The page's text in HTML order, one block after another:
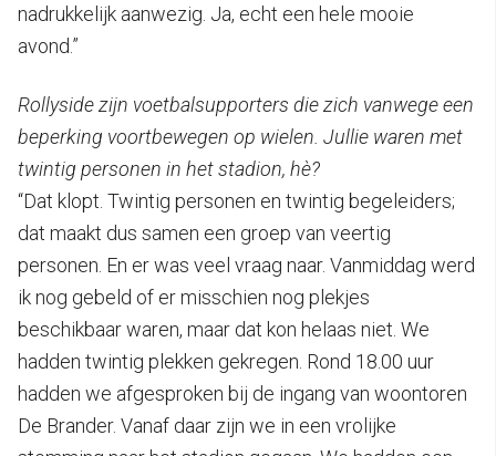
nadrukkelijk aanwezig. Ja, echt een hele mooie
avond.”
Rollyside zijn voetbalsupporters die zich vanwege een
beperking voortbewegen op wielen. Jullie waren met
twintig personen in het stadion, hè?
“Dat klopt. Twintig personen en twintig begeleiders;
dat maakt dus samen een groep van veertig
personen. En er was veel vraag naar. Vanmiddag werd
ik nog gebeld of er misschien nog plekjes
beschikbaar waren, maar dat kon helaas niet. We
hadden twintig plekken gekregen. Rond 18.00 uur
hadden we afgesproken bij de ingang van woontoren
De Brander. Vanaf daar zijn we in een vrolijke